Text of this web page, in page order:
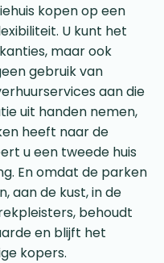
kopen op een
U kunt het
maar ook
gebruik van
aan die
uit handen nemen,
heeft naar de
u een tweede huis
En omdat de parken
aan de kust, in de
behoudt
en blijft het
kopers.